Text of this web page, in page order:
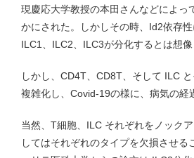
現慶応大学教授の本田さんなどによ
かにされた。しかしその時、Id2依存
ILC1、ILC2、ILC3が分化するとは想像
しかし、CD4T、CD8T、そして ILC
複雑化し、Covid-19の様に、病気の
当然、T細胞、ILC それぞれをノック
してはそれぞれのタイプを欠損させ